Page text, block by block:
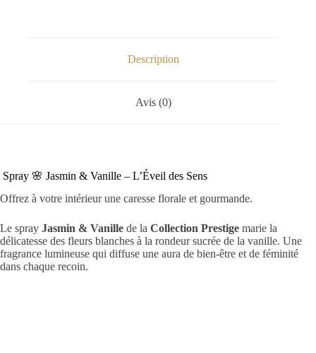
Description
Avis (0)
Spray 🌸 Jasmin & Vanille – L’Éveil des Sens
Offrez à votre intérieur une caresse florale et gourmande.
Le spray Jasmin & Vanille de la Collection Prestige marie la
délicatesse des fleurs blanches à la rondeur sucrée de la vanille. Une
fragrance lumineuse qui diffuse une aura de bien-être et de féminité
dans chaque recoin.